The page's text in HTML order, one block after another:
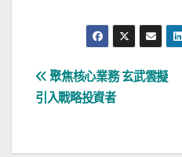
文
章
導
聚焦核心業務 玄武雲擬
引入戰略投資者